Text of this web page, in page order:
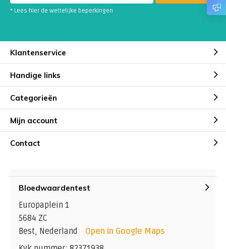
* Lees hier de wettelijke beperkingen
Klantenservice
Handige links
Categorieën
Mijn account
Contact
Bloedwaardentest
Europaplein 1
5684 ZC
Best, Nederland
Open in Google Maps